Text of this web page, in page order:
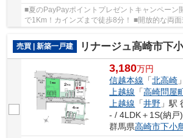
■夏のPayPayポイントプレゼントキャンペーン
で1Km！カインズまで徒歩8分！ ■開放的な両
売買 | 新築一戸建
リナージュ高崎市下小
3,180万円
信越本線 「北高崎
上越線 「高崎問屋
上越線 「井野 」駅
- / 4LDK＋1S(納戸
群馬県高崎市下小